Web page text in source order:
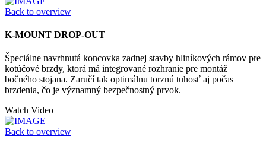
Back to overview
K-MOUNT DROP-OUT
Špeciálne navrhnutá koncovka zadnej stavby hliníkových rámov pre
kotúčové brzdy, ktorá má integrované rozhranie pre montáž
bočného stojana. Zaručí tak optimálnu torznú tuhosť aj počas
brzdenia, čo je významný bezpečnostný prvok.
Watch Video
Back to overview